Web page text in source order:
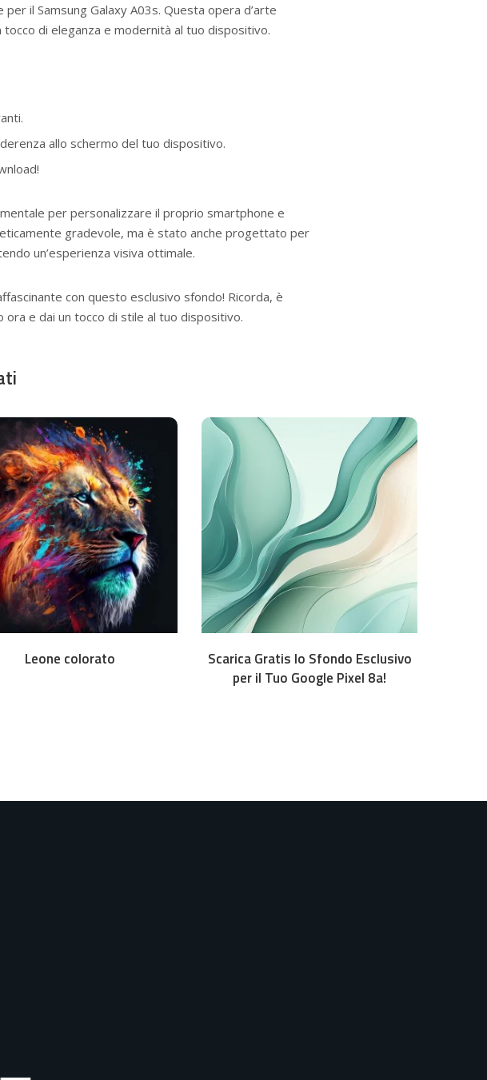
il Samsung Galaxy A03s. Questa opera d’arte
di eleganza e modernità al tuo dispositivo.
allo schermo del tuo dispositivo.
per personalizzare il proprio smartphone e
gradevole, ma è stato anche progettato per
un’esperienza visiva ottimale.
con questo esclusivo sfondo! Ricorda, è
e dai un tocco di stile al tuo dispositivo.
Download
Leone colorato
Download
Scarica Gratis lo Sfondo Esclusivo
per il Tuo Google Pixel 8a!